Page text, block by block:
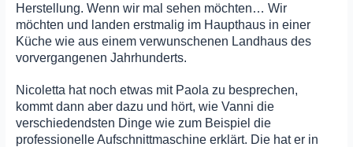
Herstellung. Wenn wir mal sehen möchten… Wir
möchten und landen erstmalig im Haupthaus in einer
Küche wie aus einem verwunschenen Landhaus des
vorvergangenen Jahrhunderts.
Nicoletta hat noch etwas mit Paola zu besprechen,
kommt dann aber dazu und hört, wie Vanni die
verschiedendsten Dinge wie zum Beispiel die
professionelle Aufschnittmaschine erklärt. Die hat er in